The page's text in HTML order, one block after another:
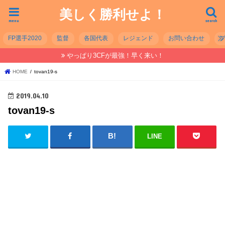
美しく勝利せよ！ search
menu
FP選手2020 監督 各国代表 レジェンド お問い合わせ
やっぱり3CFが最強！早く来い！
HOME tovan19-s
2019.04.10
tovan19-s
LINE